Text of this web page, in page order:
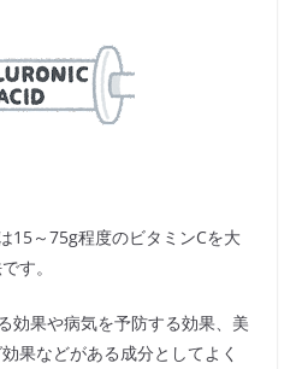
15～75g程度のビタミンCを大
す。
効果や病気を予防する効果、美
果などがある成分としてよく